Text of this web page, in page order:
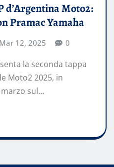
d’Argentina Moto2:
Pramac Yamaha
Mar 12, 2025 0
la seconda tappa
Moto2 2025, in
sul…